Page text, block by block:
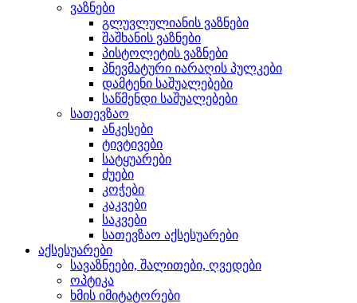
ვაზნები
გლუვლულიანის ვაზნები
შაშხანის ვაზნები
პისტოლეტის ვაზნები
პნევმატური იარაღის პულკები
დამტენი საშუალებები
საწმენდი საშუალებები
სათევზაო
ანკესები
ტივტივები
სატყუარები
ძუები
კოჭები
კაკვები
საკვები
სათევზაო აქსესუარები
აქსესუარები
სავაზნეები, შალითები, ღვედები
ოპტიკა
ხმის იმიტატორები